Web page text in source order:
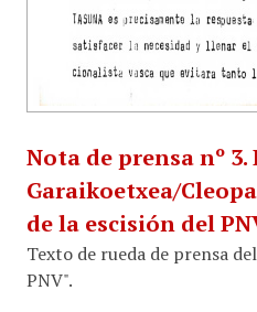
Nota de prensa nº
Garaikoetxea/
de la escisión del
Texto de rueda de prensa
PNV".